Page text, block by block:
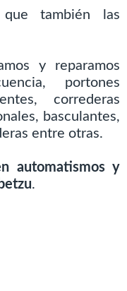
también las
y reparamos
portones
correderas
basculantes,
entre otras.
automatismos y
.